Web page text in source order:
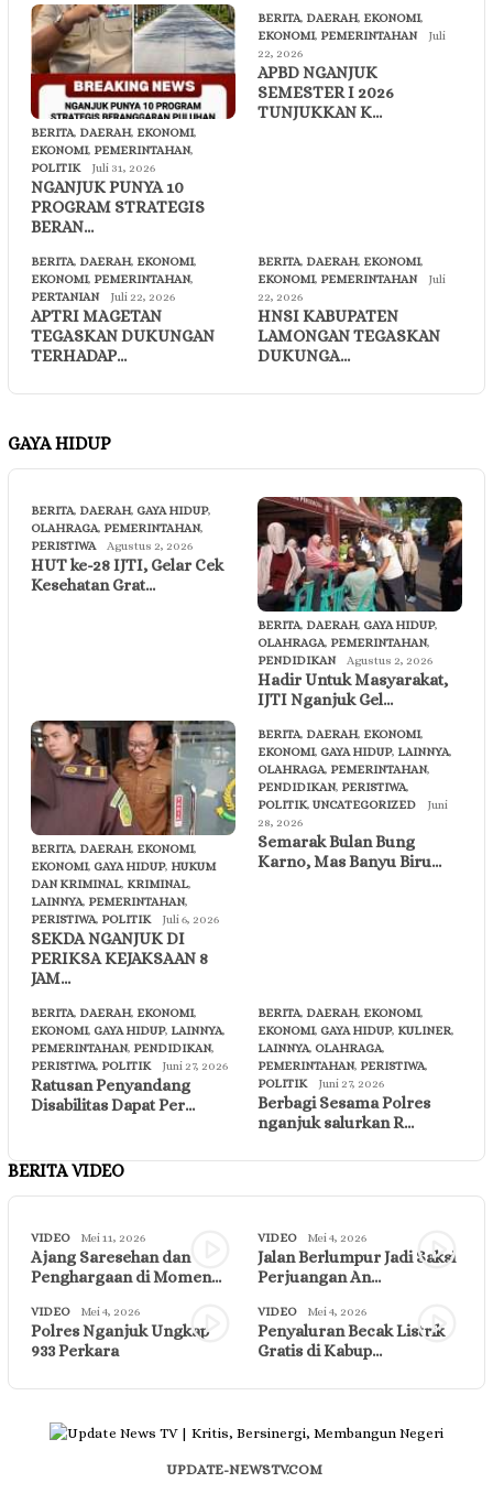
BERITA, DAERAH, EKONOMI,
EKONOMI, PEMERINTAHAN,
POLITIK
Juli 31, 2026
NGANJUK PUNYA 10
PROGRAM STRATEGIS
BERAN…
BERITA, DAERAH, EKONOMI,
EKONOMI, PEMERINTAHAN
Juli
22, 2026
APBD NGANJUK
SEMESTER I 2026
TUNJUKKAN K…
BERITA, DAERAH, EKONOMI,
EKONOMI, PEMERINTAHAN,
PERTANIAN
Juli 22, 2026
APTRI MAGETAN
TEGASKAN DUKUNGAN
TERHADAP…
BERITA, DAERAH, EKONOMI,
EKONOMI, PEMERINTAHAN
Juli
22, 2026
HNSI KABUPATEN
LAMONGAN TEGASKAN
DUKUNGA…
GAYA HIDUP
BERITA, DAERAH, GAYA HIDUP,
OLAHRAGA, PEMERINTAHAN,
PERISTIWA
Agustus 2, 2026
HUT ke-28 IJTI, Gelar Cek
Kesehatan Grat…
BERITA, DAERAH, GAYA HIDUP,
OLAHRAGA, PEMERINTAHAN,
PENDIDIKAN
Agustus 2, 2026
Hadir Untuk Masyarakat,
IJTI Nganjuk Gel…
BERITA, DAERAH, EKONOMI,
EKONOMI, GAYA HIDUP, HUKUM
DAN KRIMINAL, KRIMINAL,
LAINNYA, PEMERINTAHAN,
PERISTIWA, POLITIK Juli 6, 2026
SEKDA NGANJUK DI
PERIKSA KEJAKSAAN 8
JAM…
BERITA, DAERAH, EKONOMI,
EKONOMI, GAYA HIDUP, LAINNYA,
OLAHRAGA, PEMERINTAHAN,
PENDIDIKAN, PERISTIWA,
POLITIK, UNCATEGORIZED
Juni
28, 2026
Semarak Bulan Bung
Karno, Mas Banyu Biru…
BERITA, DAERAH, EKONOMI,
EKONOMI, GAYA HIDUP, LAINNYA,
PEMERINTAHAN, PENDIDIKAN,
PERISTIWA, POLITIK Juni 27, 2026
Ratusan Penyandang
Disabilitas Dapat Per…
BERITA, DAERAH, EKONOMI,
EKONOMI, GAYA HIDUP, KULINER,
LAINNYA, OLAHRAGA,
PEMERINTAHAN, PERISTIWA,
POLITIK
Juni 27, 2026
Berbagi Sesama Polres
nganjuk salurkan R…
BERITA VIDEO
VIDEO Mei 11, 2026
Ajang Saresehan dan
Penghargaan di Momen…
VIDEO Mei 4, 2026
Jalan Berlumpur Jadi Saksi
Perjuangan An…
VIDEO Mei 4, 2026
Polres Nganjuk Ungkap
933 Perkara
VIDEO Mei 4, 2026
Penyaluran Becak Listrik
Gratis di Kabup…
UPDATE-NEWSTV.COM